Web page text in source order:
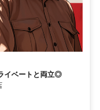
イベートと両立◎